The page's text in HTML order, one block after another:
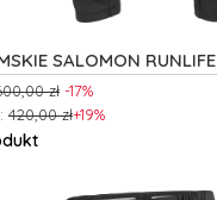
SALOMON
zł -17%
420,00 zł+19%